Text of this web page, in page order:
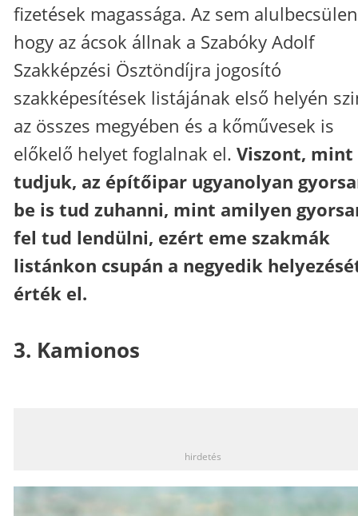
fizetések magassága. Az sem
hogy az ácsok állnak a Szabóky Adolf
Szakképzési Ösztöndíjra jogosító
szakképesítések listájának első helyén
az összes megyében és a kőművesek is
előkelő helyet foglalnak el. Viszont, mint
tudjuk, az építőipar ugyanolyan
be is tud zuhanni, mint amilyen
fel tud lendülni, ezért eme szakmák
listánkon csupán a negyedik
érték el.
3. Kamionos
hirdetés